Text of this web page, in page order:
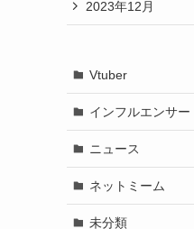
2023年12月
Vtuber
インフルエンサー
ニュース
ネットミーム
未分類